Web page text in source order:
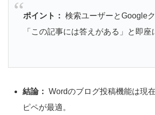
ポイント： 検索ユーザーとGoogle
「この記事には答えがある」と即座
結論： Wordのブログ投稿機能は現
ピペが最適。